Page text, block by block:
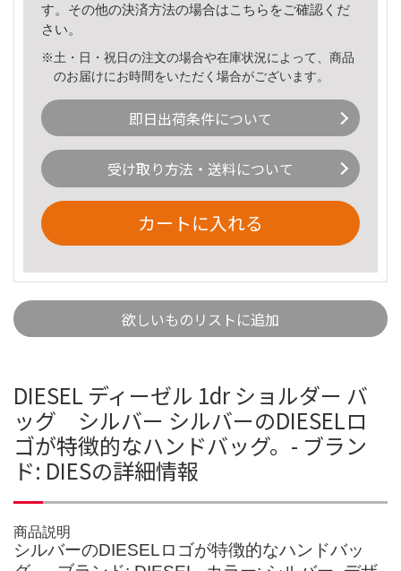
す。その他の決済方法の場合はこちら をご確認くだ
さい。
※土・日・祝日の注文の場合や在庫状況によって、商品
のお届けにお時間をいただく場合がございます。
即日出荷条件について
受け取り方法・送料について
カートに入れる
欲しいものリストに追加
DIESEL ディーゼル 1dr ショルダー バ
ッグ シルバー シルバーのDIESELロ
ゴが特徴的なハンドバッグ。- ブラン
ド: DIESの詳細情報
商品説明
シルバーのDIESELロゴが特徴的なハンドバッ